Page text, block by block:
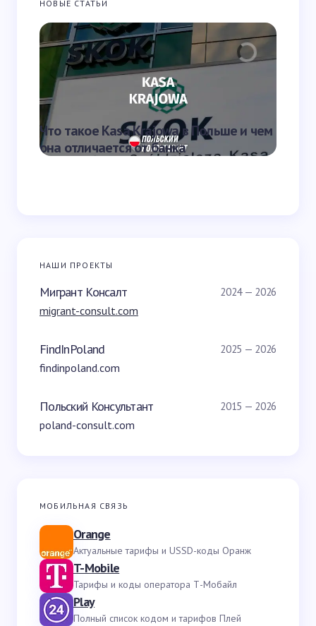
Запомнить имя и email для следующих
комментариев
Отправить
НОВЫЕ СТАТЬИ
Что такое Kasa Krajowa в Польше и чем
она отличается от банка
НАШИ ПРОЕКТЫ
Мигрант Консалт 2024 — 2026
migrant-consult.com
FindInPoland 2025 — 2026
findinpoland.com
Польский Консультант 2015 — 2026
poland-consult.com
МОБИЛЬНАЯ СВЯЗЬ
Orange
Актуальные тарифы и USSD-коды Оранж
T-Mobile
Тарифы и коды оператора Т-Мобайл
Play
Полный список кодом и тарифов Плей